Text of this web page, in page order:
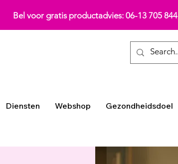
Bel voor gratis productadvies: 06-13 705 844
Diensten Webshop Gezondheidsdoel